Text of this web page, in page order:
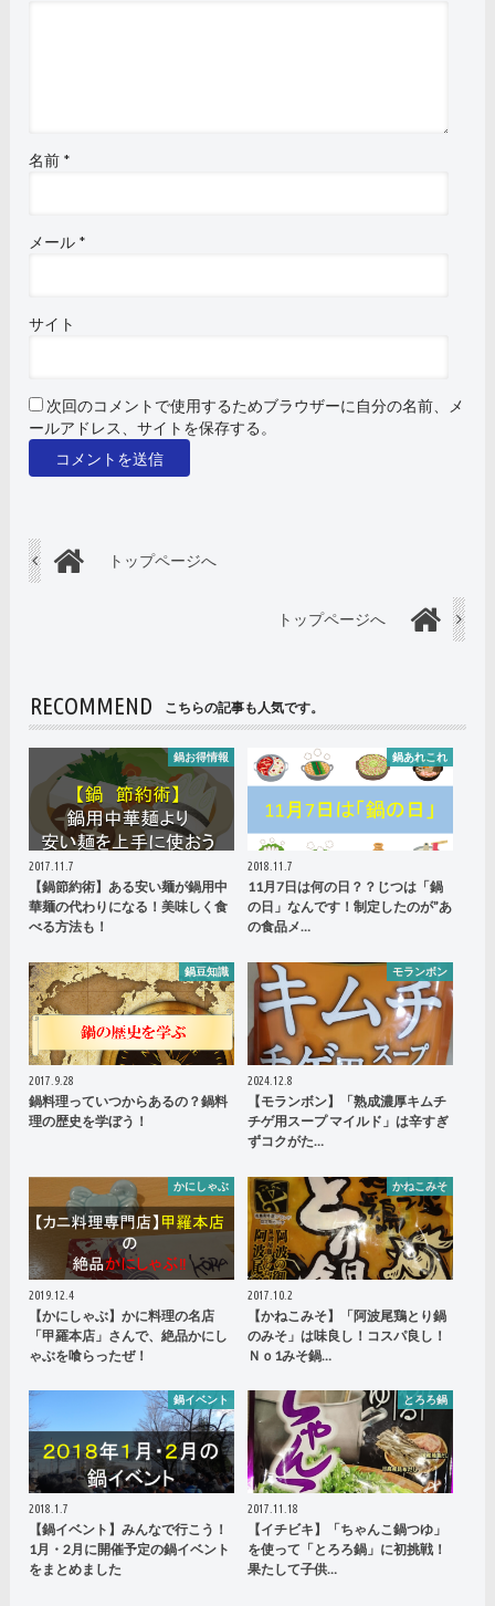
名前 *
メール *
サイト
次回のコメントで使用するためブラウザーに自分の名前、メ
ールアドレス、サイトを保存する。
トップページへ
トップページへ
RECOMMEND こちらの記事も人気です。
鍋お得情報
2017.11.7
【鍋節約術】ある安い麺が鍋用中
華麺の代わりになる！美味しく食
べる方法も！
鍋あれこれ
2018.11.7
11月7日は何の日？？じつは「鍋
の日」なんです！制定したのが”あ
の食品メ…
鍋豆知識
2017.9.28
鍋料理っていつからあるの？鍋料
理の歴史を学ぼう！
モランボン
2024.12.8
【モランボン】「熟成濃厚キムチ
チゲ用スープ マイルド」は辛すぎ
ずコクがた…
かにしゃぶ
2019.12.4
【かにしゃぶ】かに料理の名店
「甲羅本店」さんで、絶品かにし
ゃぶを喰らったぜ！
かねこみそ
2017.10.2
【かねこみそ】「阿波尾鶏とり鍋
のみそ」は味良し！コスパ良し！
Ｎｏ1みそ鍋…
鍋イベント
2018.1.7
【鍋イベント】みんなで行こう！
1月・2月に開催予定の鍋イベント
をまとめました
とろろ鍋
2017.11.18
【イチビキ】「ちゃんこ鍋つゆ」
を使って「とろろ鍋」に初挑戦！
果たして子供…